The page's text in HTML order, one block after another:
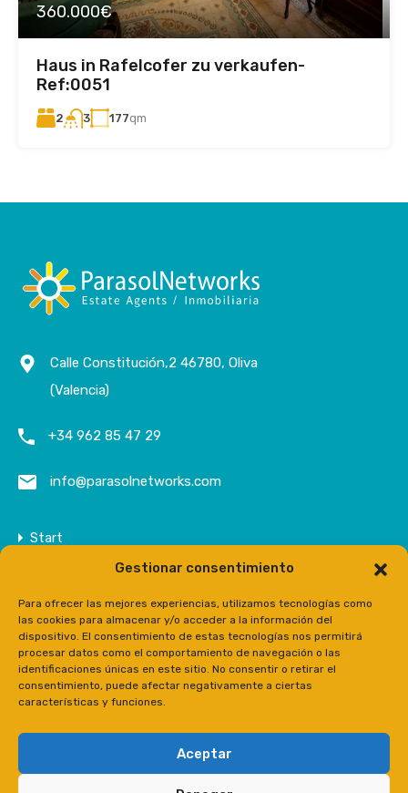
Gestionar consentimiento
Para ofrecer las mejores experiencias, utilizamos tecnologías como
las cookies para almacenar y/o acceder a la información del
dispositivo. El consentimiento de estas tecnologías nos permitirá
procesar datos como el comportamiento de navegación o las
identificaciones únicas en este sitio. No consentir o retirar el
consentimiento, puede afectar negativamente a ciertas
características y funciones.
Aceptar
360.000€
Haus in Rafelcofer zu verkaufen-
Ref:0051
2 3 177qm
Calle Constitución,2 46780, Oliva
(Valencia)
+34 962 85 47 29
info@parasolnetworks.com
Start
Unternehmen
Anwesen
Kontakt
Prensa